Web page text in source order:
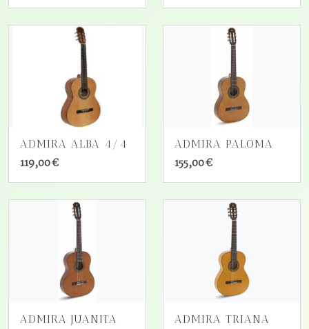
ADMIRA ALBA 4/4
119,00 €
ADMIRA PALOMA
155,00 €
ADMIRA JUANITA ADMIRA TRIANA